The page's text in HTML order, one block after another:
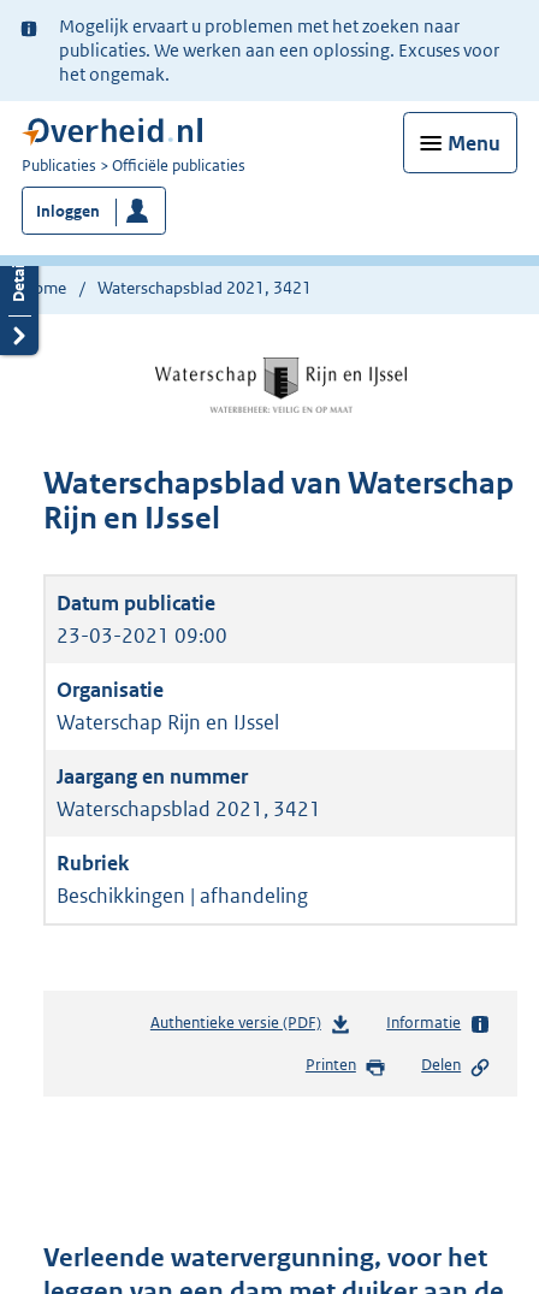
Ter
informatie:
Mogelijk ervaart u problemen met het zoeken naar
publicaties. We werken aan een oplossing. Excuses voor
het ongemak.
Menu
U
bent
nu
hier:
Publicaties Officiële publicaties
Inloggen
Home Waterschapsblad 2021, 3421
Waterschapsblad van Waterschap
Rijn en IJssel
23-03-2021 09:00
Waterschap Rijn en IJssel
Waterschapsblad 2021, 3421
Beschikkingen | afhandeling
Authentieke versie (PDF)b
s
r
Informatie
Printen Delen
Verleende watervergunning, voor het